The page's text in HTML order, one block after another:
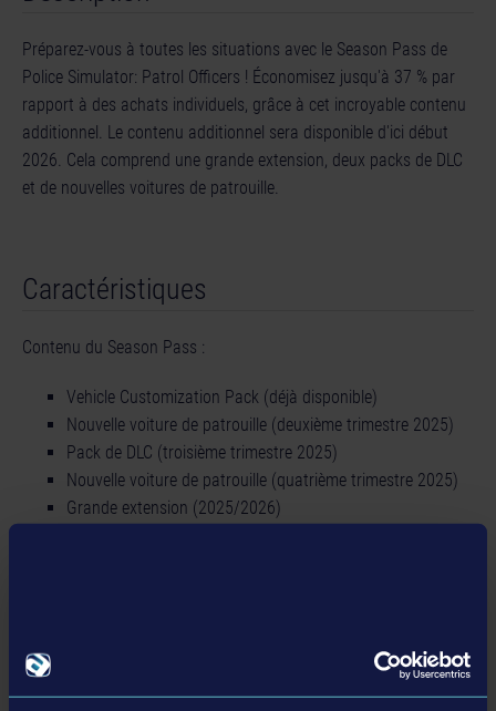
Préparez-vous à toutes les situations avec le Season Pass de
Police Simulator: Patrol Officers ! Économisez jusqu'à 37 % par
rapport à des achats individuels, grâce à cet incroyable contenu
additionnel. Le contenu additionnel sera disponible d'ici début
2026. Cela comprend une grande extension, deux packs de DLC
et de nouvelles voitures de patrouille.
Caractéristiques
Contenu du Season Pass :
Vehicle Customization Pack (déjà disponible)
Nouvelle voiture de patrouille (deuxième trimestre 2025)
Pack de DLC (troisième trimestre 2025)
Nouvelle voiture de patrouille (quatrième trimestre 2025)
Grande extension (2025/2026)
Informations sur le produit